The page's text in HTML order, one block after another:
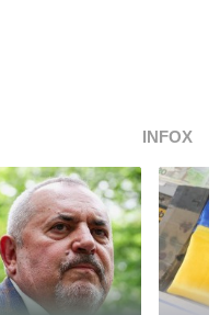
INFOX